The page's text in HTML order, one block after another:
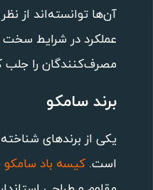
آن‌ها توانسته‌اند از
عملکرد در شرایط سخت
مصرف‌کنندگان را جلب
برند سامکو
یکی از برندهای
است. کیسه باد سامکو